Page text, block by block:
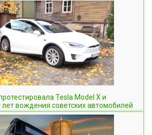
Tesla Model X и
лет вождения советских автомобилей